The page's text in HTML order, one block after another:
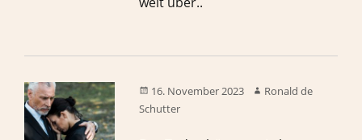
16. November 2023
Ronald de
Schutter